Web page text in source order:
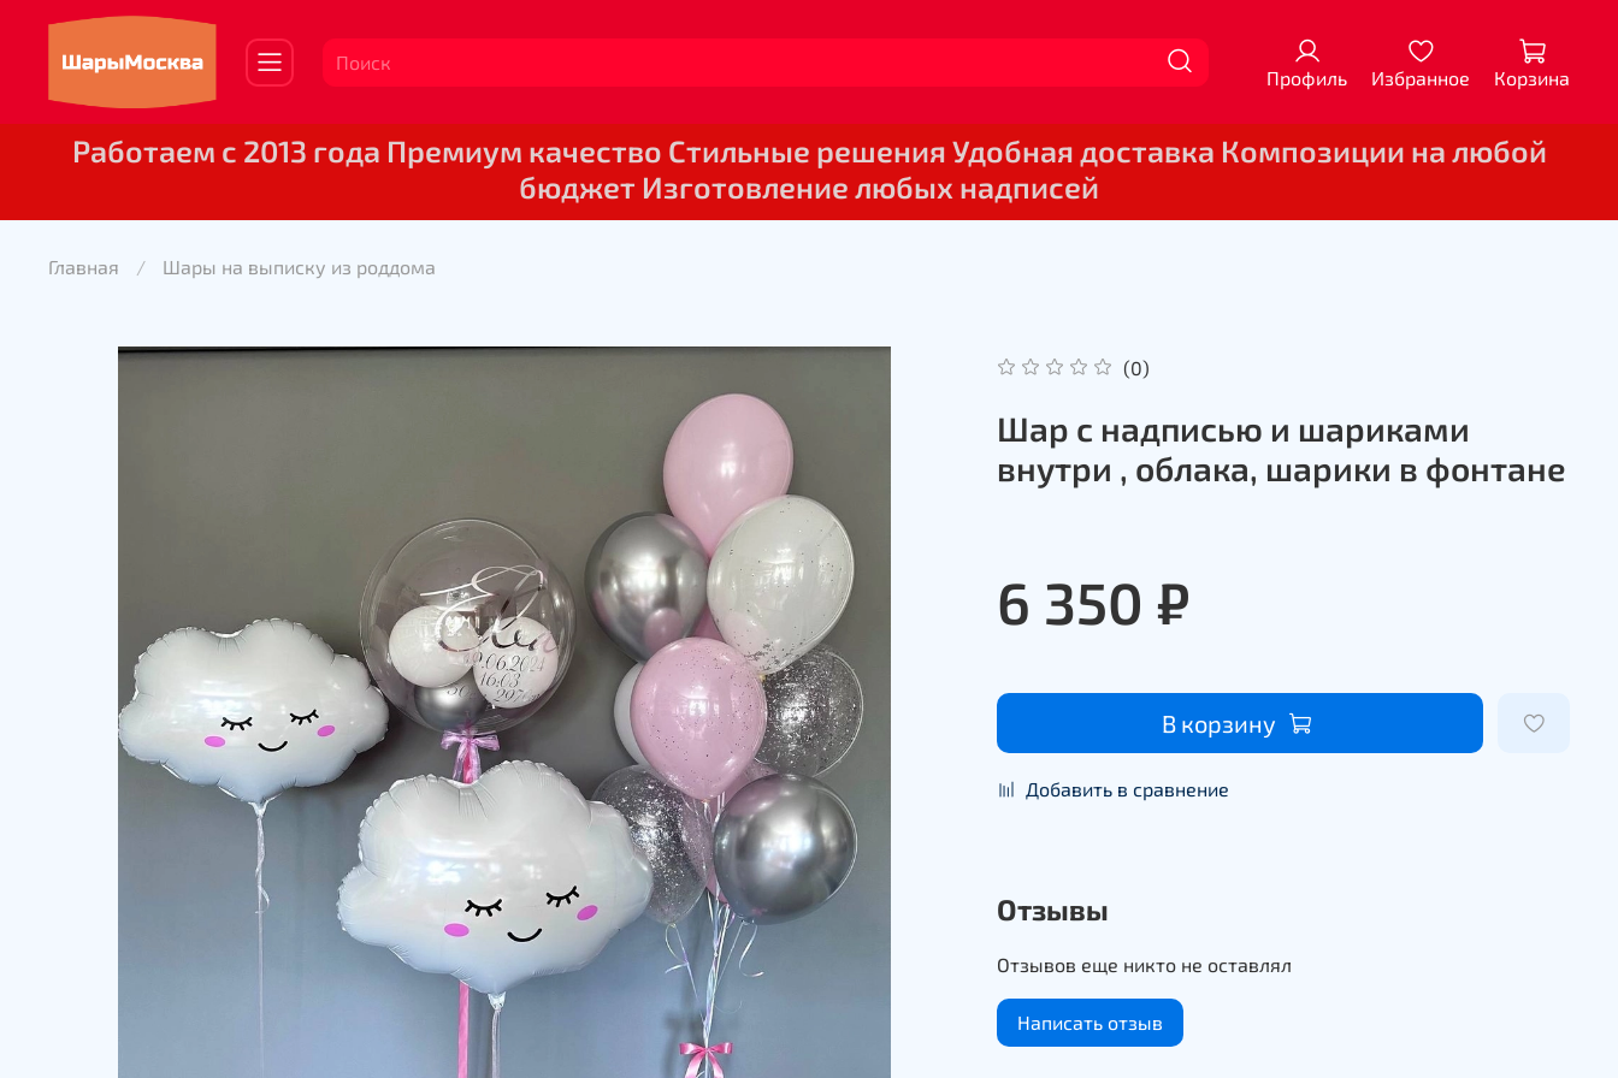
Профиль Избранное Корзина
Работаем с 2013 года Премиум качество Стильные решения Удобная доставка Композиции на любой
бюджет Изготовление любых надписей
Главная Шары на выписку из роддома
(0)
Шар с надписью и шариками
внутри , облака, шарики в фонтане
6 350 ₽
В корзину
Добавить в сравнение
Отзывы
Отзывов еще никто не оставлял
Написать отзыв